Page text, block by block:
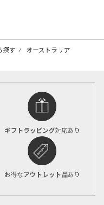
探す ⁄ オーストラリア
ギフトラッピング対応あり
お得なアウトレット品あり